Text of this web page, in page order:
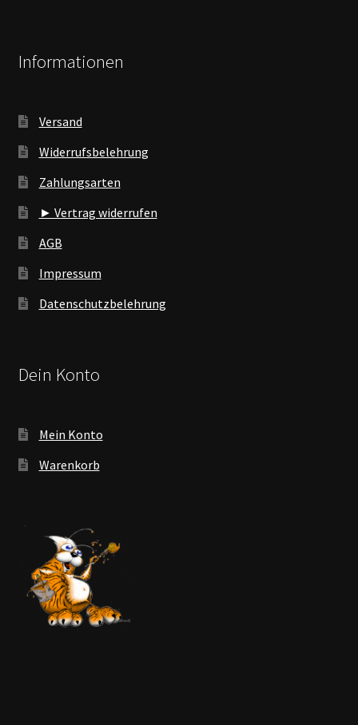
Informationen
Versand
Widerrufsbelehrung
Zahlungsarten
► Vertrag widerrufen
AGB
Impressum
Datenschutzbelehrung
Dein Konto
Mein Konto
Warenkorb